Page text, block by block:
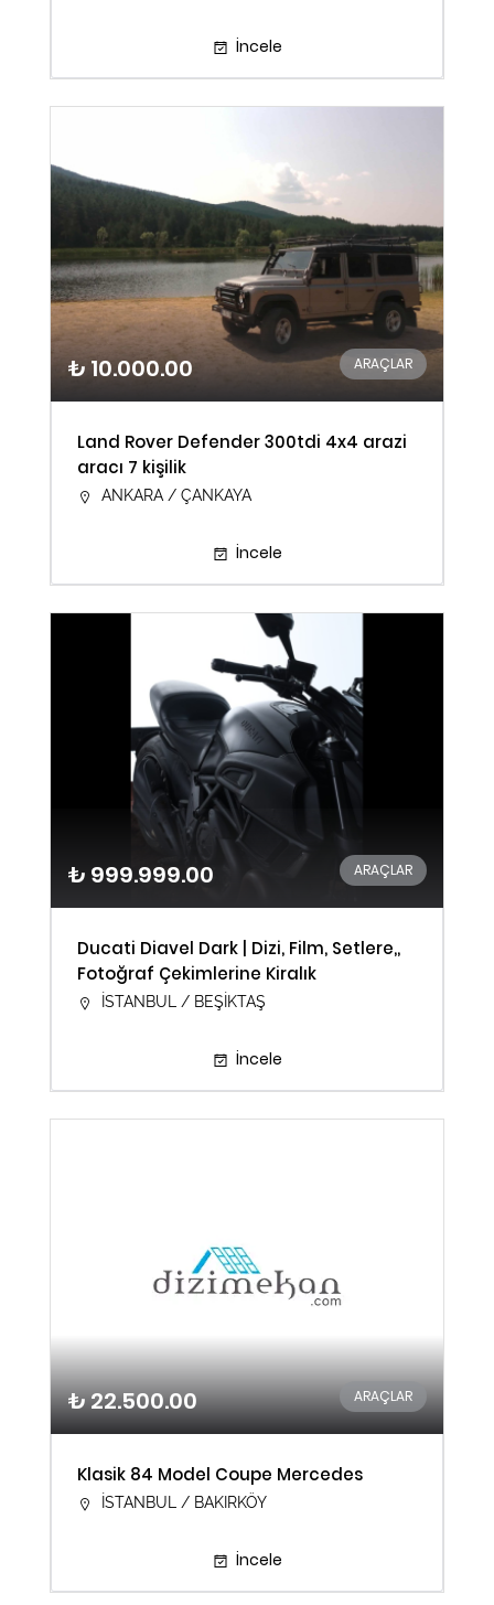
İncele
₺ 10.000.00 ARAÇLAR
Land Rover Defender 300tdi 4x4 arazi
aracı 7 kişilik
ANKARA / ÇANKAYA
İncele
₺ 999.999.00 ARAÇLAR
Ducati Diavel Dark | Dizi, Film, Setlere,,
Fotoğraf Çekimlerine Kiralık
İSTANBUL / BEŞİKTAŞ
İncele
₺ 22.500.00 ARAÇLAR
Klasik 84 Model Coupe Mercedes
İSTANBUL / BAKIRKÖY
İncele